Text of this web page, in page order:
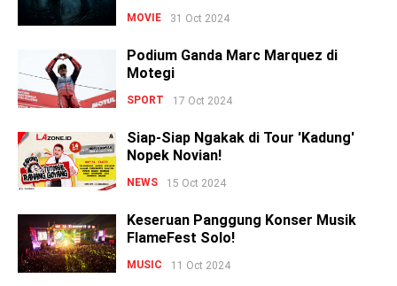
MOVIE 31 Oct 2024
Podium Ganda Marc Marquez di
Motegi
SPORT 17 Oct 2024
Siap-Siap Ngakak di Tour 'Kadung'
Nopek Novian!
NEWS 15 Oct 2024
Keseruan Panggung Konser Musik
FlameFest Solo!
MUSIC 11 Oct 2024